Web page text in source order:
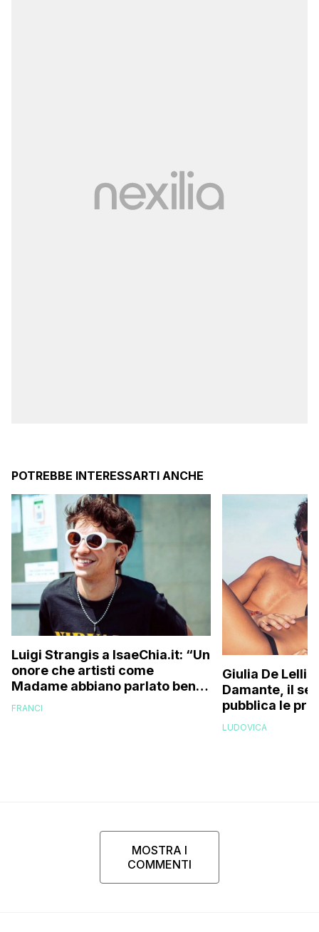
POTREBBE INTERESSARTI ANCHE
Luigi Strangis a IsaeChia.it: “Un
onore che artisti come
Madame abbiano parlato bene
di me, ma prima di pensare alle
FRANCI
Giulia De Lellis
Damante, il
pubblica le
dopo il ritorno
LUDOVICA
MOSTRA I
COMMENTI